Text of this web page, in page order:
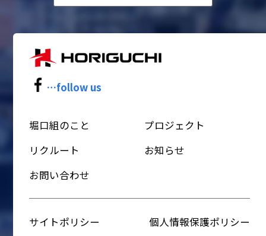
…follow us
堀口組のこと
プロジェクト
リクルート
お知らせ
お問い合わせ
サイトポリシー 個人情報保護ポリシー